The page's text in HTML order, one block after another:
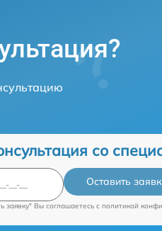
со
Оставить
заявку" Вы соглашаетесь c политикой